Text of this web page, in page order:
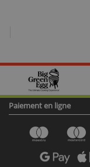
Paiement en ligne